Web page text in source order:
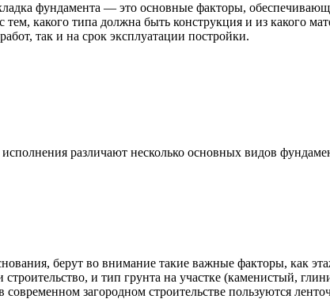
фундамента — это основные факторы,
тем, какого типа должна быть конструкция и из какого
так и на срок эксплуатации постройки.
различают несколько основных видов
берут во внимание такие важные факторы, как
строительство, и тип грунта на участке (каменистый,
загородном строительстве пользуются